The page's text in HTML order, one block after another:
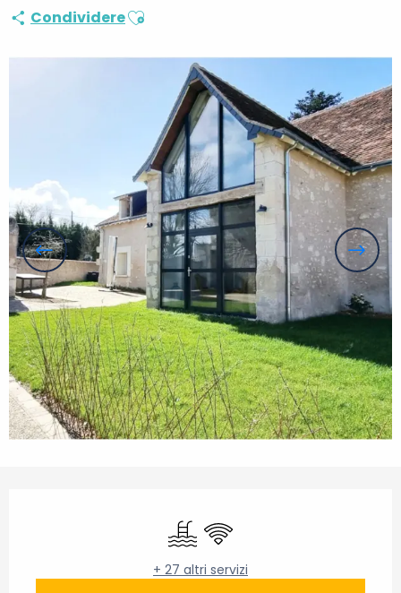
CondividereAjouter aux favoris
PiscinaWi-Fi
+ 27 altri servizi